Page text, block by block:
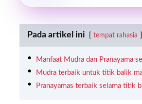
Pada artikel ini tempat rahasia
Manfaat Mudra dan Pranayama
Mudra terbaik untuk titik balik
Pranayamas terbaik selama titik